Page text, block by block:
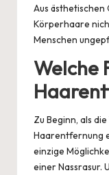
Aus ästhetischen
Körperhaare
Menschen
Welche
Zu Beginn, als
Haarentfernung
einzige
einer Nassrasur.